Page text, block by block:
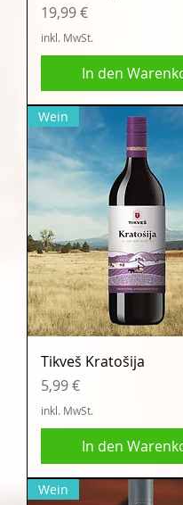
Preis
19,99 €
inkl. MwSt.
In den
Wein
Tikveš Kratošija
Preis
5,99 €
inkl. MwSt.
In den
Wein